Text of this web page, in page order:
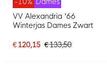
VV Alexandria '66
Winterjas Dames Zwart
€ 120,15 € 133,50